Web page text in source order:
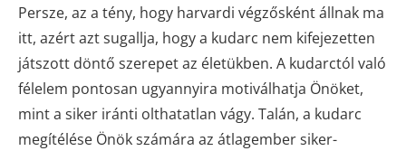
Persze, az a tény, hogy harvardi végzősként állnak ma
itt, azért azt sugallja, hogy a kudarc nem kifejezetten
játszott döntő szerepet az életükben. A kudarctól való
félelem pontosan ugyannyira motiválhatja Önöket,
mint a siker iránti olthatatlan vágy. Talán, a kudarc
megítélése Önök számára az átlagember siker-